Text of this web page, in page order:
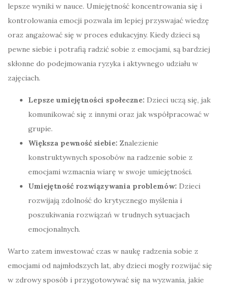
lepsze wyniki w nauce. Umiejętność koncentrowania się i
kontrolowania emocji pozwala im lepiej przyswajać wiedzę
oraz angażować się w proces edukacyjny. Kiedy dzieci są
pewne siebie i potrafią radzić sobie z emocjami, są bardziej
skłonne do podejmowania ryzyka i aktywnego udziału w
zajęciach.
Lepsze umiejętności społeczne: Dzieci uczą się, jak
komunikować się z innymi oraz jak współpracować w
grupie.
Większa pewność siebie: Znalezienie
konstruktywnych sposobów na radzenie sobie z
emocjami wzmacnia wiarę w swoje umiejętności.
Umiejętność rozwiązywania problemów: Dzieci
rozwijają zdolność do krytycznego myślenia i
poszukiwania rozwiązań w trudnych sytuacjach
emocjonalnych.
Warto zatem inwestować czas w naukę radzenia sobie z
emocjami od najmłodszych lat, aby dzieci mogły rozwijać się
w zdrowy sposób i przygotowywać się na wyzwania, jakie